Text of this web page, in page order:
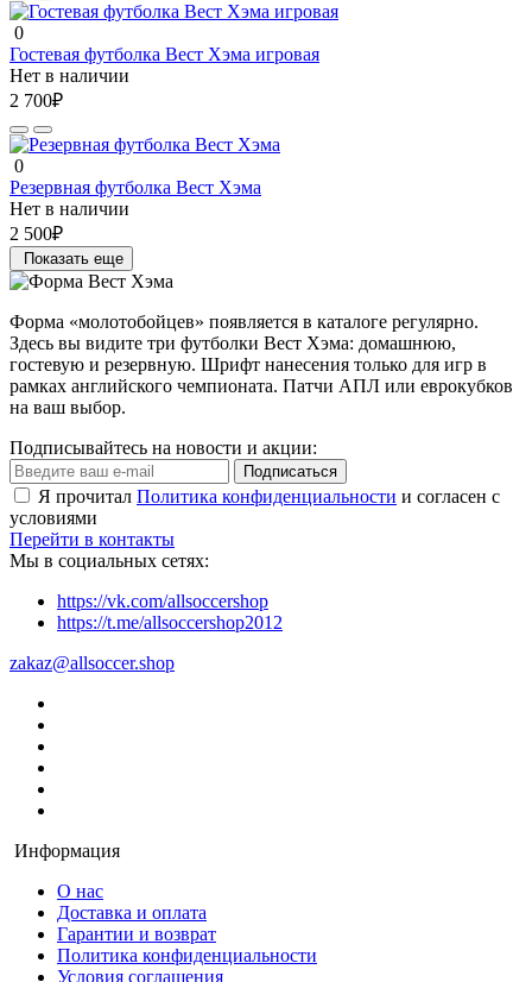
0
Гостевая футболка Вест Хэма игровая
Нет в наличии
2 700₽
0
Резервная футболка Вест Хэма
Нет в наличии
2 500₽
Показать еще
Форма «молотобойцев» появляется в каталоге регулярно.
Здесь вы видите три футболки Вест Хэма: домашнюю,
гостевую и резервную. Шрифт нанесения только для игр в
рамках английского чемпионата. Патчи АПЛ или еврокубков
на ваш выбор.
Подписывайтесь на новости и акции:
Подписаться
Я прочитал Политика конфиденциальности и согласен с
условиями
Перейти в контакты
Мы в социальных сетях:
https://vk.com/allsoccershop
https://t.me/allsoccershop2012
zakaz@allsoccer.shop
Информация
О нас
Доставка и оплата
Гарантии и возврат
Политика конфиденциальности
Условия соглашения